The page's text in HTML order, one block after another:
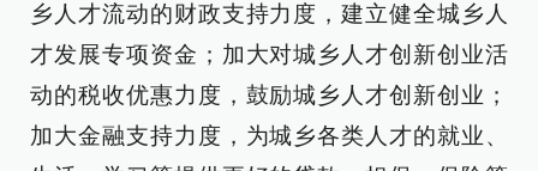
乡人才流动的财政支持力度，建立健全城乡人
才发展专项资金；加大对城乡人才创新创业活
动的税收优惠力度，鼓励城乡人才创新创业；
加大金融支持力度，为城乡各类人才的就业、